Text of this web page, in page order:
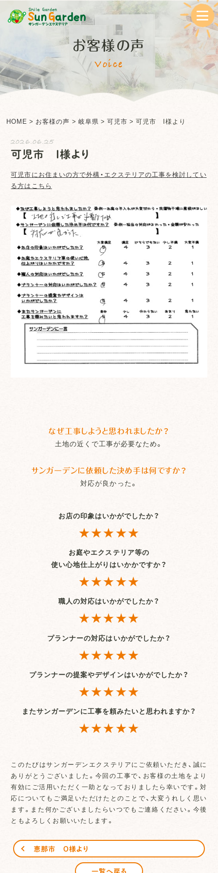
お客様の声
Voice
HOME > お客様の声 > 岐阜県 > 可児市 >可児市 I様より
2026.06.25
可児市 I様より
可児市にお住まいの方で外構・エクステリアの工事を検討してい
る方はこちら
なぜ工事しようと思われましたか？
土地の近くで工事が必要なため。
サンガーデンに依頼した決め手は何ですか？
対応が良かった。
お店の印象はいかがでしたか？
★★★★★
お庭やエクステリア等の
使い心地仕上がりはいかかですか？
★★★★★
職人の対応はいかがでしたか？
★★★★★
プランナーの対応はいかがでしたか？
★★★★★
プランナーの提案やデザインはいかがでしたか？
★★★★★
またサンガーデンに工事を頼みたいと思われますか？
★★★★★
このたびはサンガーデンエクステリアにご依頼いただき、誠に
ありがとうございました。今回の工事で、お客様の土地をより
有効にご活用いただく一助となっておりましたら幸いです。対
応についてもご満足いただけたとのことで、大変うれしく思い
ます。また何かございましたらいつでもご連絡ください。今後
ともよろしくお願いいたします。
恵那市 O様より
一覧へ戻る